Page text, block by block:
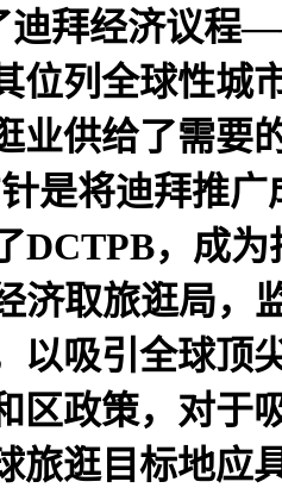
迪拜经济议
位列全球性城
业供给了需要
是将迪拜推
DCTPB，成
济取旅逛局，
以吸引全球顶
区政策，对于
旅逛目标地应